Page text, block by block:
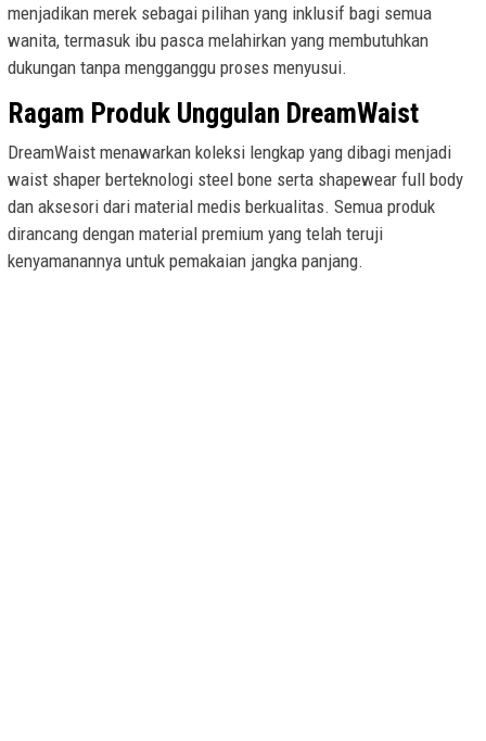
menjadikan merek sebagai pilihan yang inklusif bagi semua
wanita, termasuk ibu pasca melahirkan yang membutuhkan
dukungan tanpa mengganggu proses menyusui.
Ragam Produk Unggulan DreamWaist
DreamWaist menawarkan koleksi lengkap yang dibagi menjadi
waist shaper berteknologi steel bone serta shapewear full body
dan aksesori dari material medis berkualitas. Semua produk
dirancang dengan material premium yang telah teruji
kenyamanannya untuk pemakaian jangka panjang.